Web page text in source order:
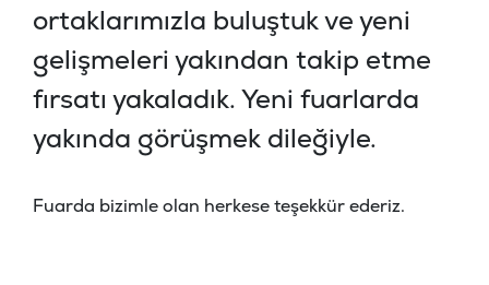
ortaklarımızla buluştuk ve yeni
gelişmeleri yakından takip etme
fırsatı yakaladık. Yeni fuarlarda
yakında görüşmek dileğiyle.
Fuarda bizimle olan herkese teşekkür ederiz.